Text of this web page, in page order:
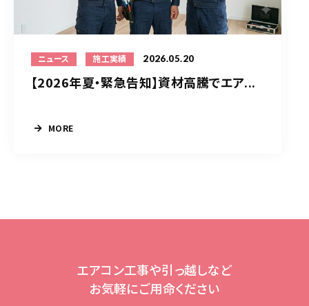
ニュース 施工実績 2026.05.20
【2026年夏・緊急告知】資材高騰でエア...
MORE
エアコン工事や引っ越しなど
お気軽にご用命ください